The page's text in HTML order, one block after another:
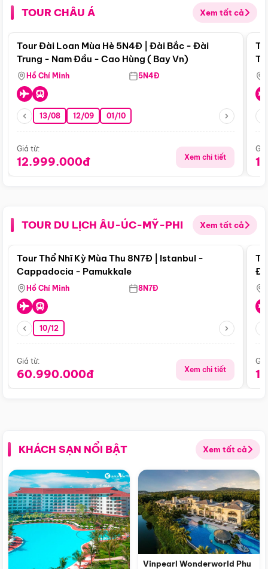
TOUR CHÂU Á Xem tất cả
Điểm nổi bật
Tour Đài Loan Mùa Hè 5N4Đ | Đài Bắc - Đài
Trung - Nam Đầu - Cao Hùng ( Bay Vn)
Hồ Chí Minh 5N4Đ
13/08 12/09 01/10
Giá từ:
12.999.000đ Xem chi tiết
TOUR DU LỊCH ÂU-ÚC-MỸ-PHI Xem tất cả
Điểm nổi bật
Tour Thổ Nhĩ Kỳ Mùa Thu 8N7Đ | Istanbul -
Cappadocia - Pamukkale
Hồ Chí Minh 8N7Đ
10/12
Giá từ:
60.990.000đ Xem chi tiết
KHÁCH SẠN NỔI BẬT Xem tất cả
Vinpearl Wonderworld Phu